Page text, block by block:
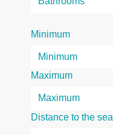
Minimum
Maximum
Distance to the sea